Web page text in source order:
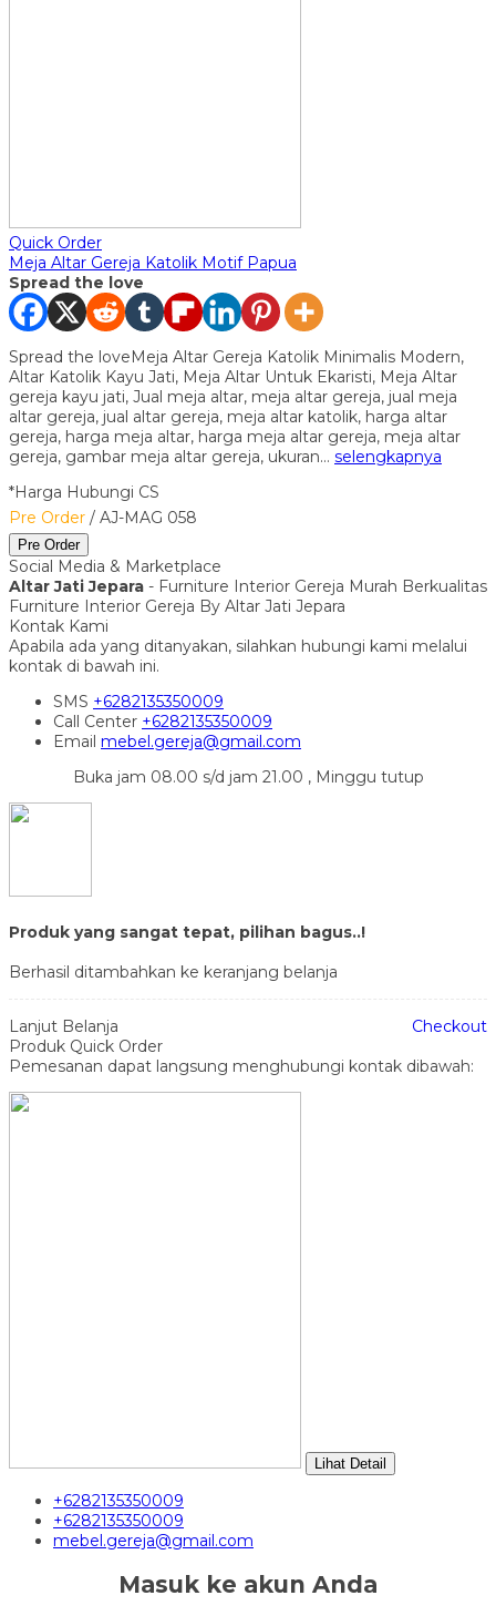
Quick Order
Meja Altar Gereja Katolik Motif Papua
Spread the love
Spread the loveMeja Altar Gereja Katolik Minimalis Modern,
Altar Katolik Kayu Jati, Meja Altar Untuk Ekaristi, Meja Altar
gereja kayu jati, Jual meja altar, meja altar gereja, jual meja
altar gereja, jual altar gereja, meja altar katolik, harga altar
gereja, harga meja altar, harga meja altar gereja, meja altar
gereja, gambar meja altar gereja, ukuran… selengkapnya
*Harga Hubungi CS
Pre Order / AJ-MAG 058
Pre Order
Social Media & Marketplace
Altar Jati Jepara - Furniture Interior Gereja Murah Berkualitas
Furniture Interior Gereja By Altar Jati Jepara
Kontak Kami
Apabila ada yang ditanyakan, silahkan hubungi kami melalui
kontak di bawah ini.
SMS +6282135350009
Call Center +6282135350009
Email mebel.gereja@gmail.com
Buka jam 08.00 s/d jam 21.00 , Minggu tutup
Produk yang sangat tepat, pilihan bagus..!
Berhasil ditambahkan ke keranjang belanja
Lanjut Belanja
Checkout
Produk Quick Order
Pemesanan dapat langsung menghubungi kontak dibawah:
Lihat Detail
+6282135350009
+6282135350009
mebel.gereja@gmail.com
Masuk ke akun Anda